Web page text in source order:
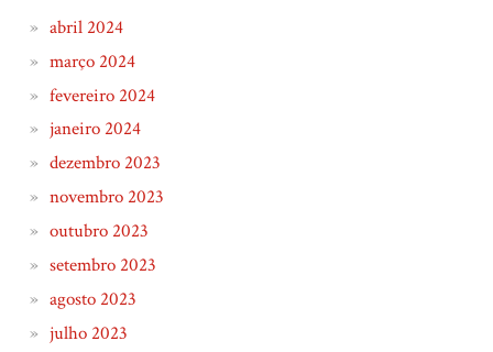
abril 2024
março 2024
fevereiro 2024
janeiro 2024
dezembro 2023
novembro 2023
outubro 2023
setembro 2023
agosto 2023
julho 2023